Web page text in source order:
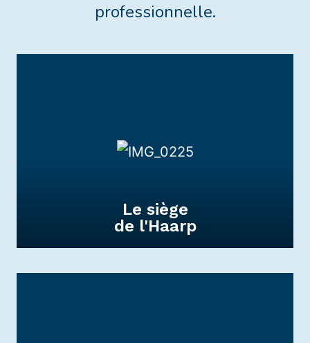
professionnelle.
Le siège
de l'Haarp